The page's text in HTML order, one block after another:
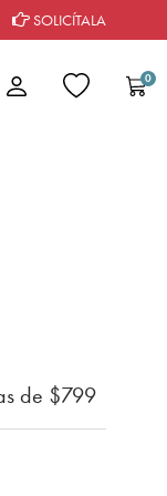
SOLICÍTALA
0
de $799